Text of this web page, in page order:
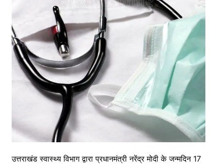
उत्तराखंड स्वास्थ्य विभाग द्वारा प्रधानमंत्री नरेंद्र मोदी के जन्मदिन 17